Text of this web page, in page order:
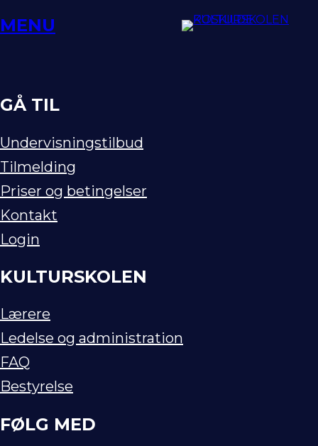
til
MENU
GÅ TIL
Undervisningstilbud
Tilmelding
Priser og betingelser
Kontakt
Login
KULTURSKOLEN
Lærere
Ledelse og administration
FAQ
Bestyrelse
FØLG MED